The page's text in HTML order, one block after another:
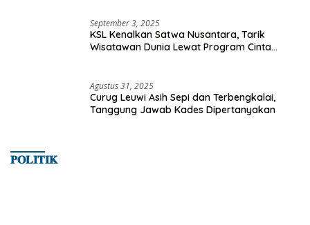
September 3, 2025
KSL Kenalkan Satwa Nusantara, Tarik
Wisatawan Dunia Lewat Program Cinta
Agustus 31, 2025
Curug Leuwi Asih Sepi dan Terbengkalai,
Tanggung Jawab Kades Dipertanyakan
𝐏𝐎𝐋𝐈𝐓𝐈𝐊